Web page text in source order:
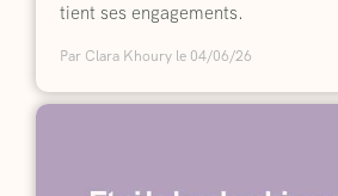
tient ses engagements.
Par Clara Khoury le 04/06/26